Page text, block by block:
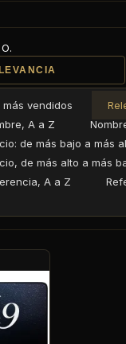
más vendidos
A a Z
de más bajo a más
de más alto a más
A a Z